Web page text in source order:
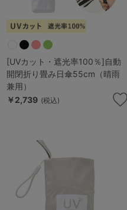
A60 A65
B65 B70 B75
C65 C75
D65 D70
F70 F75
G65
価格帯から探す
～999円
[UVカット・遮光率100％]自動
開閉折り畳み日傘55cm（晴雨
兼用）
￥2,739 (税込)